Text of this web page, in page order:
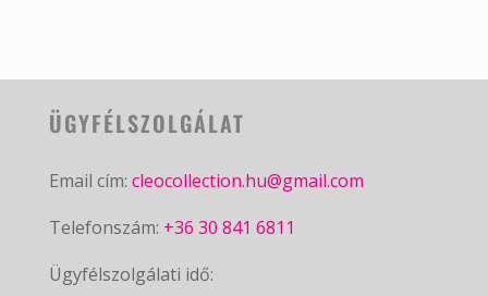
ÜGYFÉLSZOLGÁLAT
Email cím: cleocollection.hu@gmail.com
Telefonszám: +36 30 841 6811
Ügyfélszolgálati idő: